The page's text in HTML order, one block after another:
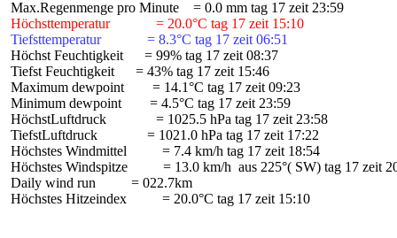
Höchsttemperatur             = 20.0°C tag 17 zeit 15:10
Tiefsttemperatur             = 8.3°C tag 17 zeit 06:51
Höchst Feuchtigkeit      = 99% tag 17 zeit 08:37
Tiefst Feuchtigkeit      = 43% tag 17 zeit 15:46
Maximum dewpoint        = 14.1°C tag 17 zeit 09:23
Minimum dewpoint        = 4.5°C tag 17 zeit 23:59
HöchstLuftdruck              = 1025.5 hPa tag 17 zeit 23:58
TiefstLuftdruck              = 1021.0 hPa tag 17 zeit 17:22
Höchstes Windmittel          = 7.4 km/h tag 17 zeit 18:54
Höchstes Windspitze          = 13.0 km/h  aus 225°( SW) tag 17 zeit
Daily wind run          = 022.7km
Höchstes Hitzeindex          = 20.0°C tag 17 zeit 15:10